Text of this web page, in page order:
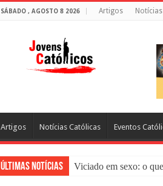
SÁBADO , AGOSTO 8 2026 Artigos
Artigos Notícias Católicas Eventos
Últimas Notícias
Viciado em sexo: o